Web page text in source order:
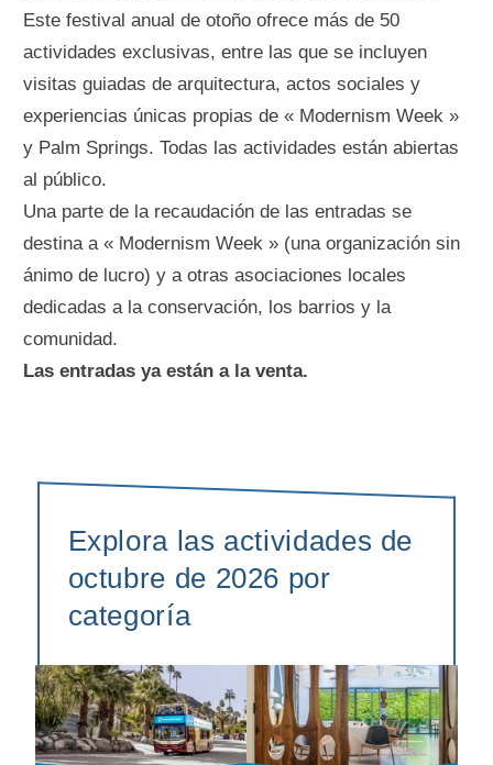
Este festival anual de otoño ofrece más de 50
actividades exclusivas, entre las que se incluyen
visitas guiadas de arquitectura, actos sociales y
experiencias únicas propias de « Modernism Week »
y Palm Springs. Todas las actividades están abiertas
al público.
Una parte de la recaudación de las entradas se
destina a « Modernism Week » (una organización sin
ánimo de lucro) y a otras asociaciones locales
dedicadas a la conservación, los barrios y la
comunidad.
Las entradas ya están a la venta.
Explora las actividades de
octubre de 2026 por
categoría